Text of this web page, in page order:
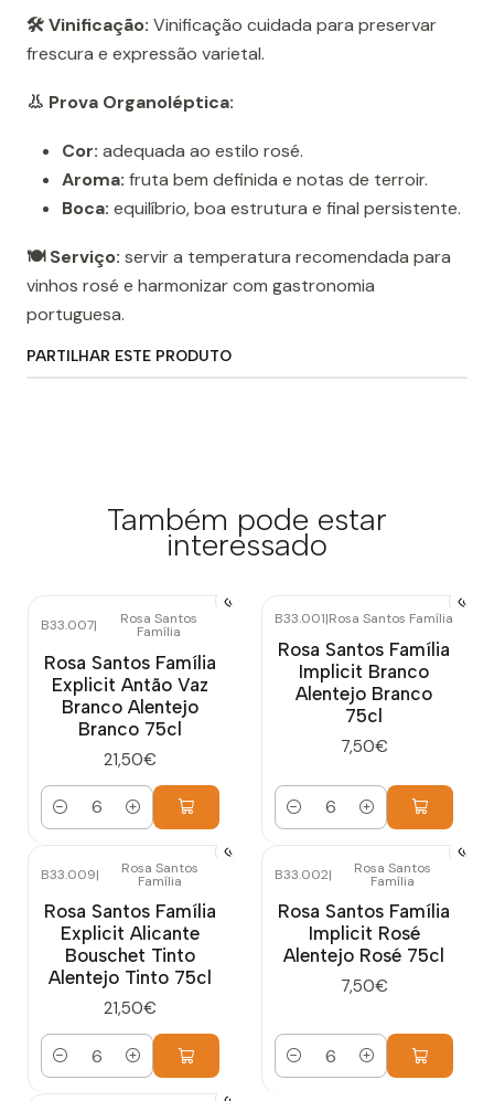
🛠️ Vinificação: Vinificação cuidada para preservar
frescura e expressão varietal.
👃 Prova Organoléptica:
Cor: adequada ao estilo rosé.
Aroma: fruta bem definida e notas de terroir.
Boca: equilíbrio, boa estrutura e final persistente.
🍽️ Serviço: servir a temperatura recomendada para
vinhos rosé e harmonizar com gastronomia
portuguesa.
PARTILHAR ESTE PRODUTO
Também pode estar
interessado
B33.007| Rosa Santos
Família
Rosa Santos Família
Explicit Antão Vaz
Branco Alentejo
Branco 75cl
21,50€
Quantidade
B33.001|Rosa Santos Família
Rosa Santos Família
Implicit Branco
Alentejo Branco
75cl
7,50€
Quantidade
B33.009| Rosa Santos
Família
Rosa Santos Família
Explicit Alicante
Bouschet Tinto
Alentejo Tinto 75cl
21,50€
Quantidade
B33.002| Rosa Santos
Família
Rosa Santos Família
Implicit Rosé
Alentejo Rosé 75cl
7,50€
Quantidade